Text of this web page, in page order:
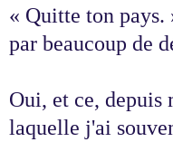
« Quitte ton pays.
par beaucoup de
Oui, et ce, depuis
laquelle j'ai